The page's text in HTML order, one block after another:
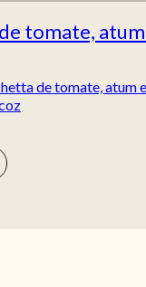
tomate,
de tomate, atum